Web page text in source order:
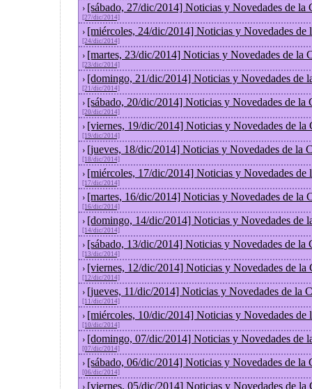
› [sábado, 27/dic/2014] Noticias y Novedades de la
[27/dic/2014]
› [miércoles, 24/dic/2014] Noticias y Novedades de
[24/dic/2014]
› [martes, 23/dic/2014] Noticias y Novedades de la
[23/dic/2014]
› [domingo, 21/dic/2014] Noticias y Novedades de
[21/dic/2014]
› [sábado, 20/dic/2014] Noticias y Novedades de la
[20/dic/2014]
› [viernes, 19/dic/2014] Noticias y Novedades de la
[19/dic/2014]
› [jueves, 18/dic/2014] Noticias y Novedades de la
[18/dic/2014]
› [miércoles, 17/dic/2014] Noticias y Novedades de
[17/dic/2014]
› [martes, 16/dic/2014] Noticias y Novedades de la
[16/dic/2014]
› [domingo, 14/dic/2014] Noticias y Novedades de
[14/dic/2014]
› [sábado, 13/dic/2014] Noticias y Novedades de la
[13/dic/2014]
› [viernes, 12/dic/2014] Noticias y Novedades de la
[12/dic/2014]
› [jueves, 11/dic/2014] Noticias y Novedades de la
[11/dic/2014]
› [miércoles, 10/dic/2014] Noticias y Novedades de
[10/dic/2014]
› [domingo, 07/dic/2014] Noticias y Novedades de
[07/dic/2014]
› [sábado, 06/dic/2014] Noticias y Novedades de la
[06/dic/2014]
› [viernes, 05/dic/2014] Noticias y Novedades de la